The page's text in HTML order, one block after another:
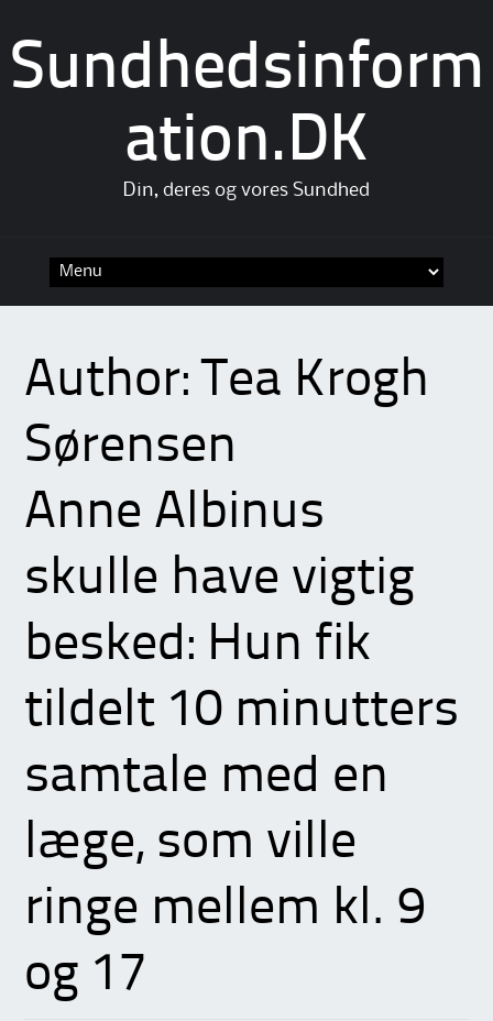
Sundhedsinform
ation.DK
Din, deres og vores Sundhed
Author:Tea Krogh
Sørensen
Anne Albinus
skulle have vigtig
besked: Hun fik
tildelt 10 minutters
samtale med en
læge, som ville
ringe mellem kl. 9
og 17